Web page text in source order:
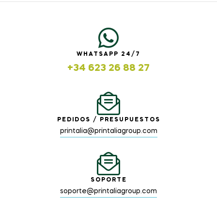
WHATSAPP 24/7
+34 623 26 88 27
PEDIDOS / PRESUPUESTOS
printalia@printaliagroup.com
SOPORTE
soporte@printaliagroup.com